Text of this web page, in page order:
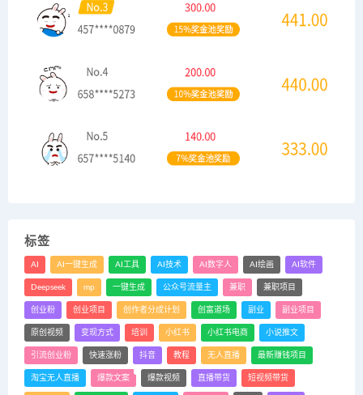
标签
AI AI一键生成 AI工具 AI技术 AI数字人 AI绘画 AI软件
Deepseek mp 一键生成 公众号流量主 兼职 兼职项目
创业粉 创业项目 创作者分成计划 创富道场 副业 副业项目
原创视频 变现方式 培训 小红书 小红书电商 小说推文
引流创业粉 快速涨粉 抖音 教程 无人直播 最新赚钱项目
淘宝无人直播 爆款文案 爆款视频 直播带货 短视频带货